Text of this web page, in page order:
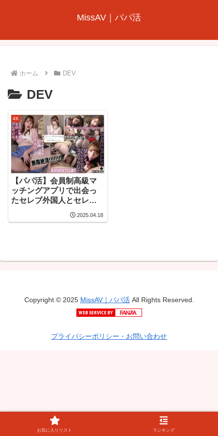
MissAV｜パパ活
ホーム DEV
DEV
4K
【パパ活】会員制高級マ
ッチングアプリで出会っ
たセレブ外国人とセレブ
ーン・ラブジョイ
2025.04.18
Copyright © 2025 MissAV｜パパ活All Rights Reserved.
プライバシーポリシー・お問い合わせ
お気に入りリスト ランキング